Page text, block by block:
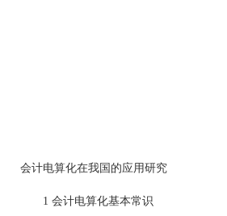
会计电算化在我国的应用研究
1 会计电算化基本常识